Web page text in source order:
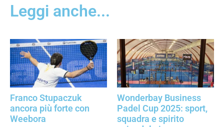
Leggi anche...
Franco Stupaczuk
ancora più forte con
Weebora
Wonderbay Business
Padel Cup 2025: sport,
squadra e spirito